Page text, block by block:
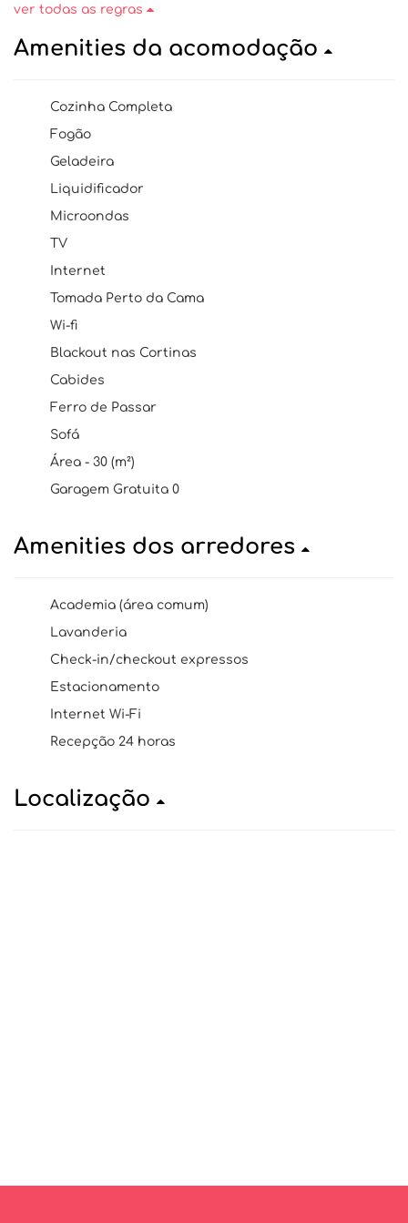
ver todas as regras
Amenities da acomodação
Cozinha Completa
Fogão
Geladeira
Liquidificador
Microondas
TV
Internet
Tomada Perto da Cama
Wi-fi
Blackout nas Cortinas
Cabides
Ferro de Passar
Sofá
Área - 30 (m²)
Garagem Gratuita 0
Amenities dos arredores
Academia (área comum)
Lavanderia
Check-in/checkout expressos
Estacionamento
Internet Wi-Fi
Recepção 24 horas
Localização